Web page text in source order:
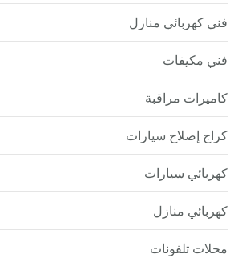
فني كهربائي منازل
فني مكيفات
كاميرات مراقبة
كراج إصلاح سيارات
كهربائي سيارات
كهربائي منازل
محلات تلفونات